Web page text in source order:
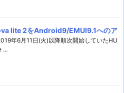
lite 2をAndroid9/EMUI9.1へのア
年6月11日(火)以降順次開始していたHU
...